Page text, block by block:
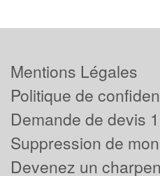
Mentions Légales
Politique de
Demande de devis
Suppression de
Devenez un